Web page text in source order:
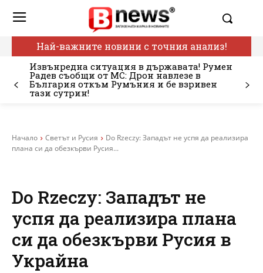
Най-важните новини с точния анализ!
Извънредна ситуация в държавата! Румен
Радев съобщи от МС: Дрон навлезе в
България откъм Румъния и бе взривен
тази сутрин!
Начало Светът и Русия
Do Rzeczy: Западът не успя да реализира
плана си да обезкърви Русия...
Do Rzeczy: Западът не
успя да реализира плана
си да обезкърви Русия в
Украйна